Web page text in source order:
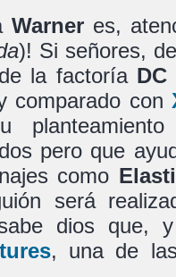
Warneres,
)! Si señores,
la factoría DC
comparado con
pero que
como
será
dios que,
, una de